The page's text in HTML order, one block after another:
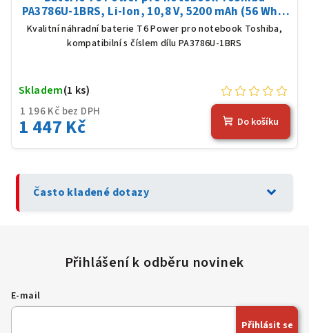
PA3786U-1BRS, Li-Ion, 10,8 V, 5200 mAh (56 Wh),
černá
Kvalitní náhradní baterie T6 Power pro notebook Toshiba,
kompatibilní s číslem dílu PA3786U-1BRS
1 196 Kč bez DPH
1 447 Kč
Skladem(1 ks)
Do košíku
Často kladené dotazy expand_more
E-mail
Přihlásit se